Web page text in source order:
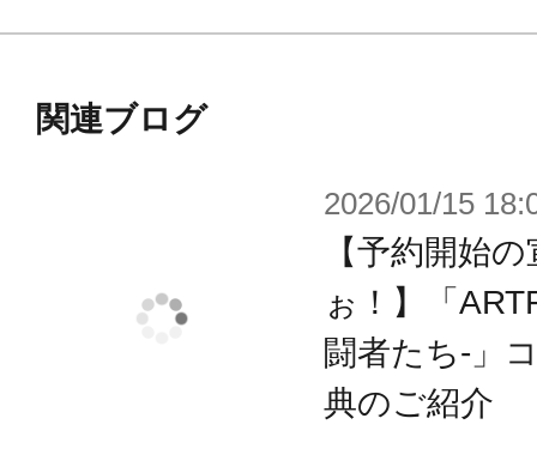
関連ブログ
2026/01/15
【予約開始
ぉ！】「
闘者たち-」
典のご紹介